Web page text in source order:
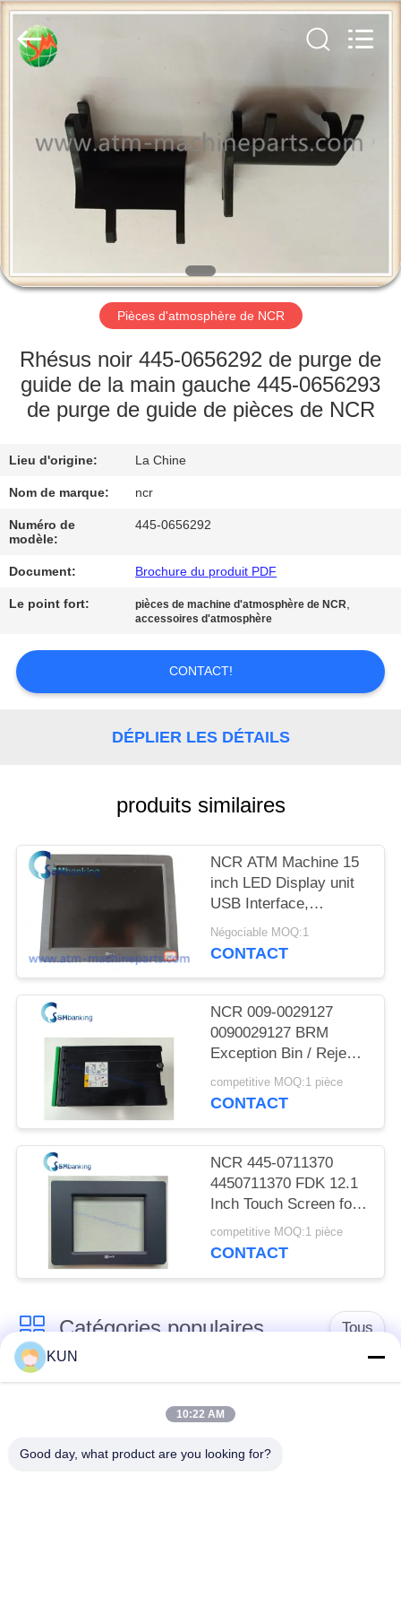
MAISON
PRODUITS
DE
NOUS
VISITE
D'USINE
DE
QUALITÉ
NOUS
DEMANDEZ
DU
SITE
PRIVACY
POLICY
2026
GSM
International
Trade
Co.,Ltd..
Pièces d'atmosphère de NCR
Rhésus noir 445-0656292 de purge de
guide de la main gauche 445-0656293
de purge de guide de pièces de NCR
Lieu d'origine: La Chine
Nom de marque: ncr
Numéro de
modèle:
445-0656292
Document: Brochure du produit PDF
Le point fort: pièces de machine d'atmosphère de NCR,
accessoires d'atmosphère
CONTACT!
DÉPLIER LES DÉTAILS
produits similaires
NCR ATM Machine 15
inch LED Display unit
USB Interface,
SN:5943-5100-9090;
Power rating 12V-
Négociable MOQ:1
CONTACT
NCR 009-0029127
0090029127 BRM
Exception Bin / Reject
Cassette
competitive MOQ:1 pièce
CONTACT
NCR 445-0711370
4450711370 FDK 12.1
Inch Touch Screen for
66XX Series ATM
competitive MOQ:1 pièce
CONTACT
Catégories populaires Tous
pièces de machine
Pièces d'atmosphère
de NCR
Pièces d'atmosphère
Pièces d'atmosphère
KUN
10:22 AM
Good day, what product are you looking for?